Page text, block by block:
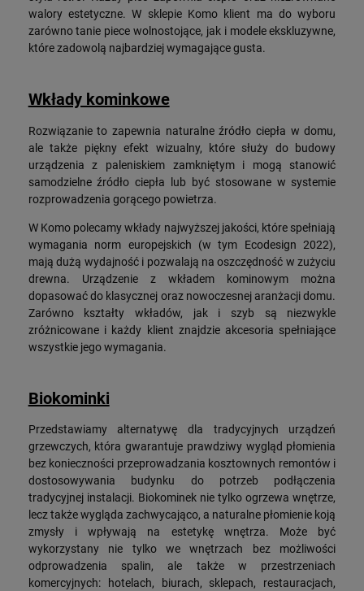
walory estetyczne. W sklepie Komo klient ma do wyboru
zarówno tanie piece wolnostojące, jak i modele ekskluzywne,
które zadowolą najbardziej wymagające gusta.
Wkłady kominkowe
Rozwiązanie to zapewnia naturalne źródło ciepła w domu,
ale także piękny efekt wizualny, które służy do budowy
urządzenia z paleniskiem zamkniętym i mogą stanowić
samodzielne źródło ciepła lub być stosowane w systemie
rozprowadzenia gorącego powietrza.
W Komo polecamy wkłady najwyższej jakości, które spełniają
wymagania norm europejskich (w tym Ecodesign 2022),
mają dużą wydajność i pozwalają na oszczędność w zużyciu
drewna. Urządzenie z wkładem kominowym można
dopasować do klasycznej oraz nowoczesnej aranżacji domu.
Zarówno kształty wkładów, jak i szyb są niezwykle
zróżnicowane i każdy klient znajdzie akcesoria spełniające
wszystkie jego wymagania.
Biokominki
Przedstawiamy alternatywę dla tradycyjnych urządzeń
grzewczych, która gwarantuje prawdziwy wygląd płomienia
bez konieczności przeprowadzania kosztownych remontów i
dostosowywania budynku do potrzeb podłączenia
tradycyjnej instalacji. Biokominek nie tylko ogrzewa wnętrze,
lecz także wygląda zachwycająco, a naturalne płomienie koją
zmysły i wpływają na estetykę wnętrza. Może być
wykorzystany nie tylko we wnętrzach bez możliwości
odprowadzenia spalin, ale także w przestrzeniach
komercyjnych: hotelach, biurach, sklepach, restauracjach,